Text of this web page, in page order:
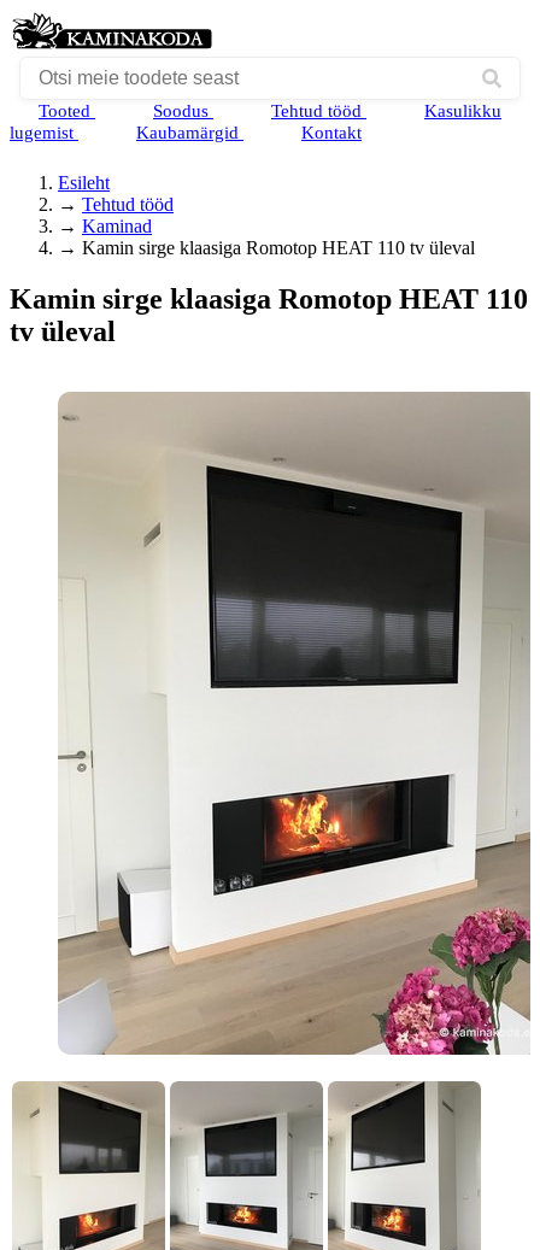
Tooted Soodus Tehtud tööd
Kasulikku
lugemist
Kaubamärgid Kontakt
Esileht
→ Tehtud tööd
→ Kaminad
→ Kamin sirge klaasiga Romotop HEAT 110 tv üleval
Kamin sirge klaasiga Romotop HEAT 110
tv üleval